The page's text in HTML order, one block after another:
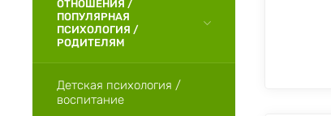
ОТНОШЕНИЯ /
ПОПУЛЯРНАЯ
ПСИХОЛОГИЯ /
РОДИТЕЛЯМ
Детская психология /
воспитание